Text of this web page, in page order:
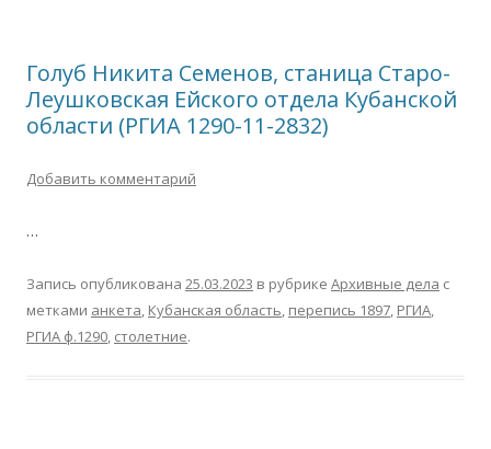
Голуб Никита Семенов, станица Старо-
Леушковская Ейского отдела Кубанской
области (РГИА 1290-11-2832)
Добавить комментарий
…
Запись опубликована 25.03.2023 в рубрике Архивные дела с
метками анкета, Кубанская область, перепись 1897, РГИА,
РГИА ф.1290, столетние.